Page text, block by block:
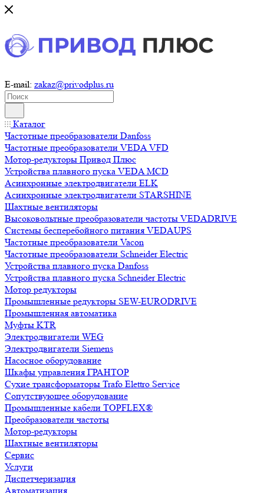
E-mail: zakaz@privodplus.ru
Каталог
Частотные преобразователи Danfoss
Частотные преобразователи VEDA VFD
Мотор-редукторы Привод Плюс
Устройства плавного пуска VEDA MCD
Асинхронные электродвигатели ELK
Асинхронные электродвигатели STARSHINE
Шахтные вентиляторы
Высоковольтные преобразователи частоты VEDADRIVE
Системы бесперебойного питания VEDAUPS
Частотные преобразователи Vacon
Частотные преобразователи Schneider Electric
Устройства плавного пуска Danfoss
Устройства плавного пуска Schneider Electric
Мотор редукторы
Промышленные редукторы SEW-EURODRIVE
Промышленная автоматика
Муфты KTR
Электродвигатели WEG
Электродвигатели Siemens
Насосное оборудование
Шкафы управления ГРАНТОР
Сухие трансформаторы Trafo Elettro Service
Сопутствующее оборудование
Промышленные кабели TOPFLEX®
Преобразователи частоты
Мотор-редукторы
Шахтные вентиляторы
Сервис
Услуги
Диспетчеризация
Автоматизация